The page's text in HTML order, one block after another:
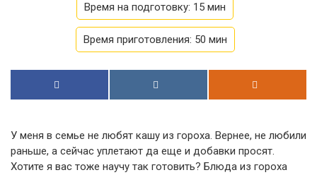
Время на подготовку: 15 мин
Время приготовления: 50 мин
У меня в семье не любят кашу из гороха. Вернее, не любили
раньше, а сейчас уплетают да еще и добавки просят.
Хотите я вас тоже научу так готовить? Блюда из гороха